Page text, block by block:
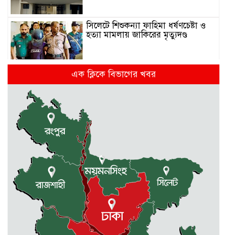
সিলেটে শিশুকন্যা ফাহিমা ধর্ষণচেষ্টা ও
হত্যা মামলায় জাকিরের মৃত্যুদণ্ড
রাজশাহীতে স্কুলের ৬ তলা থেকে লাফ
দিয়ে শিক্ষার্থীর মৃত্যু
দুর্গাপুরে ৪০ বোতল ভারতীয় মদসহ
আটক ২
প্রথম শ্রেণিতে ভর্তি লটারিতে, পরীক্ষা হবে
দ্বিতীয় থেকে নবম শ্রেণি পর্যন্ত
দুর্গাপুরে ক্ষুদে শিক্ষার্থীদের মাঝে গাছের
চারা বিতরণ
এক ক্লিকে বিভাগের খবর